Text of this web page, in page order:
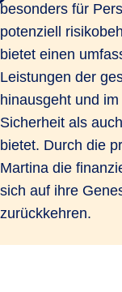
besonders für
potenziell
bietet einen
Leistungen der
hinausgeht und
Sicherheit als
bietet. Durch die
Martina die
sich auf ihre
zurückkehren.